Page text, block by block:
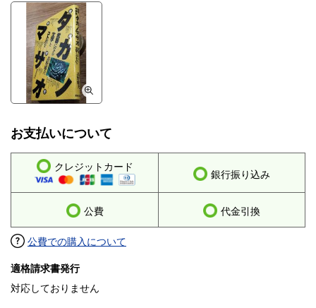
お支払いについて
クレジットカード
銀行振り込み
公費 代金引換
公費での購入について
適格請求書発行
対応しておりません